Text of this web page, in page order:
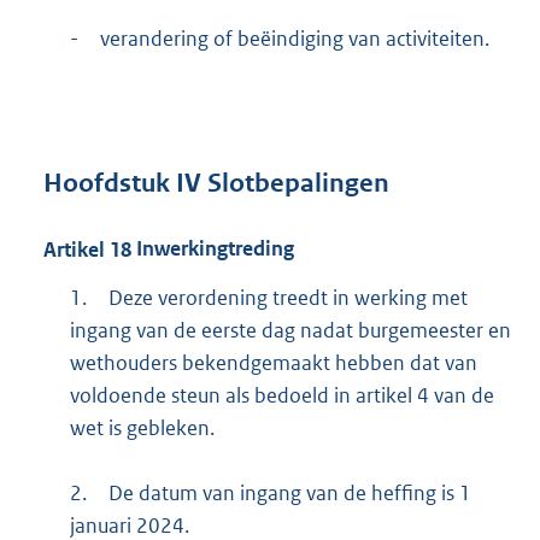
- verandering of beëindiging van activiteiten.
Hoofdstuk IV Slotbepalingen
Artikel 18 Inwerkingtreding
1.
Deze verordening treedt in werking met
ingang van de eerste dag nadat burgemeester en
wethouders bekendgemaakt hebben dat van
voldoende steun als bedoeld in artikel 4 van de
wet is gebleken.
2.
De datum van ingang van de heffing is 1
januari 2024.